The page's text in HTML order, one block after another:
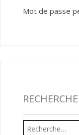
Mot de passe
Rechercher :